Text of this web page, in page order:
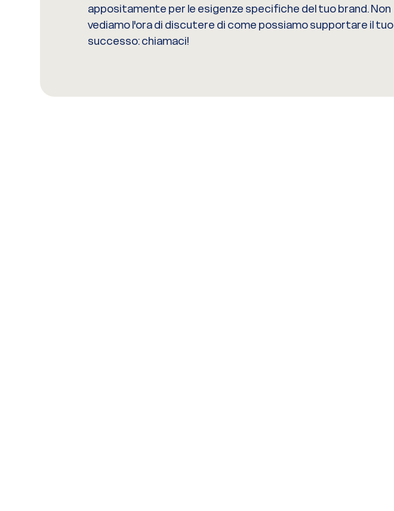
appositamente per le esigenze specifiche del tuo brand. Non
vediamo l'ora di discutere di come possiamo supportare il tuo
successo: chiamaci!